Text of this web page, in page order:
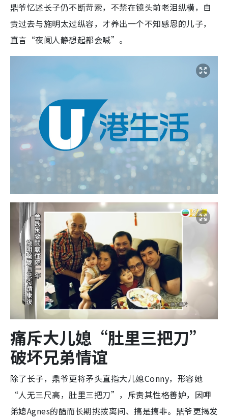
鼎爷忆述长子仍不断苛索，不禁在镜头前老泪纵横，自
责过去与施明太过纵容，才养出一个不知感恩的儿子，
直言“夜阑人静想起都会喊”。
痛斥大儿媳“肚里三把刀”
破坏兄弟情谊
除了长子，鼎爷更将矛头直指大儿媳Conny，形容她
“人无三尺高，肚里三把刀”，斥责其性格善妒，因呷
弟媳Agnes的醋而长期挑拨离间、搞是搞非。鼎爷更揭发